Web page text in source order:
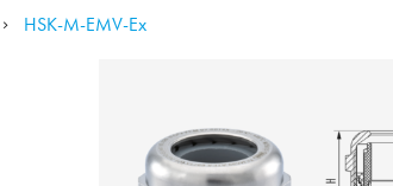
HSK-M-EMV-Ex